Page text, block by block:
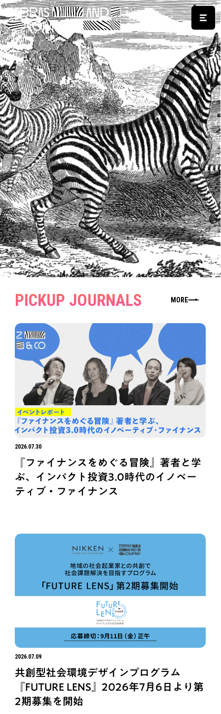
PICKUP JOURNALS MORE
2026.07.30
『ファイナンスをめぐる冒険』著者と学
ぶ、インパクト投資3.0時代のイノベー
ティブ・ファイナンス
2026.07.09
共創型社会環境デザインプログラム
『FUTURE LENS』2026年7月6日より第
2期募集を開始